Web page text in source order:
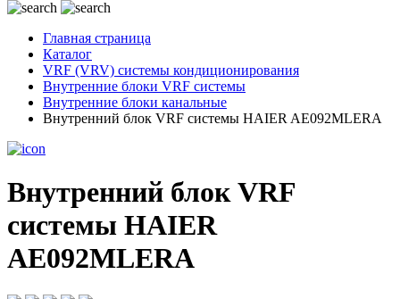
Главная страница
Каталог
VRF (VRV) системы кондиционирования
Внутренние блоки VRF системы
Внутренние блоки канальные
Внутренний блок VRF системы HAIER AE092MLERA
Внутренний блок VRF
системы HAIER
AE092MLERA